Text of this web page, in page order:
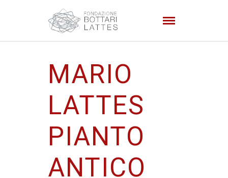
MARIO
LATTES
PIANTO
ANTICO